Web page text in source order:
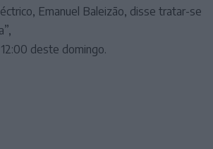
Emanuel Baleizão, disse tratar-se
deste domingo.